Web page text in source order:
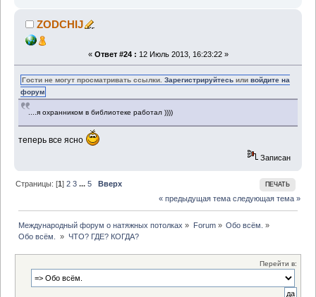
ZODCHIJ
« Ответ #24 : 12 Июль 2013, 16:23:22 »
Гости не могут просматривать ссылки.Зарегистрируйтесь иливойдите на
форум
....я охранником в библиотеке работал ))))
теперь все ясно
Записан
ПЕЧАТЬ
Страницы: [1]2 3 ...5
Вверх
« предыдущая тема следующая тема »
Международный форум о натяжных потолках » Forum» Обо всём. »
Обо всём.
» ЧТО? ГДЕ? КОГДА?
Перейти в: